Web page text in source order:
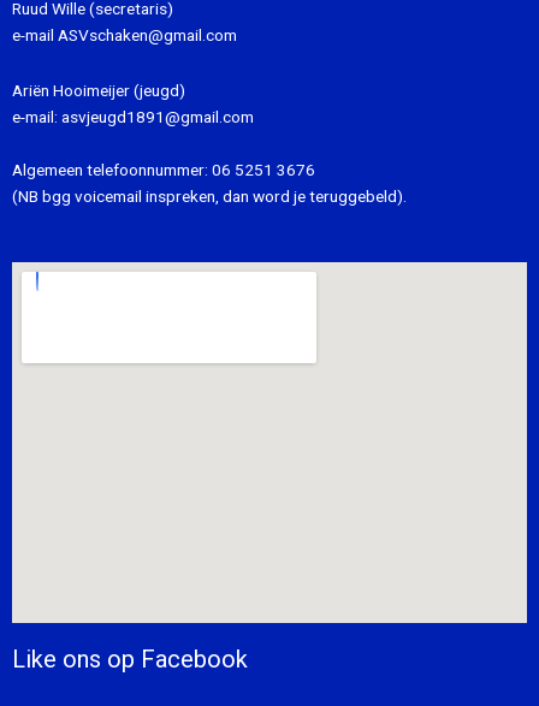
Ruud Wille (secretaris)
e-mail ASVschaken@gmail.com
Ariën Hooimeijer (jeugd)
e-mail: asvjeugd1891@gmail.com
Algemeen telefoonnummer: 06 5251 3676
(NB bgg voicemail inspreken, dan word je teruggebeld).
Like ons op Facebook